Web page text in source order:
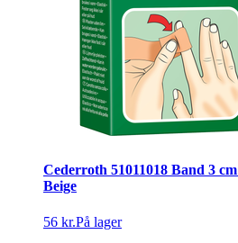
Cederroth 51011018 Band 3
Beige
56 kr.På lager